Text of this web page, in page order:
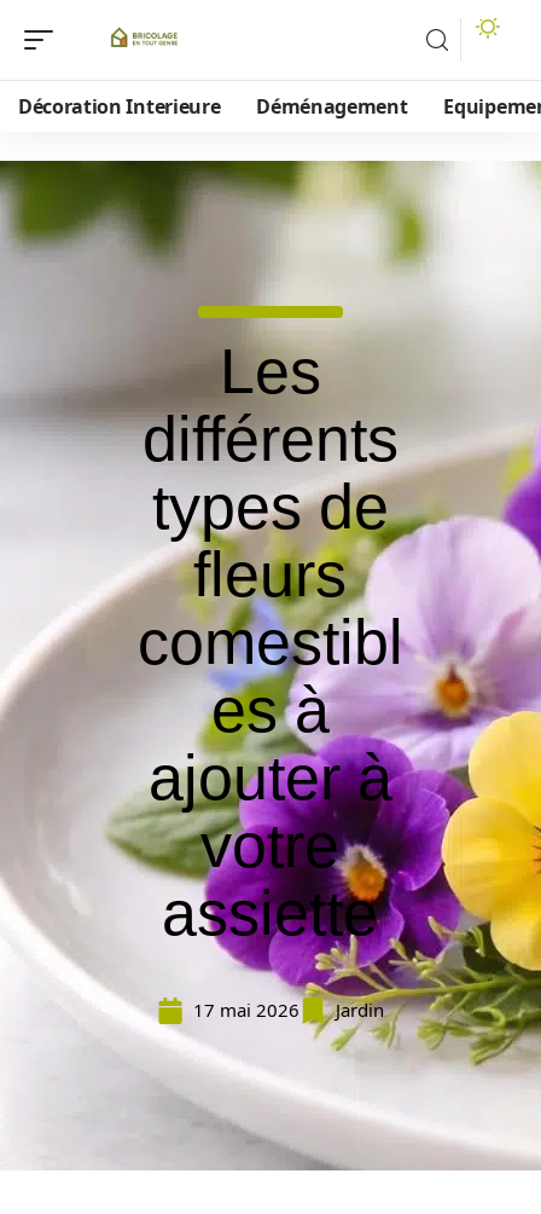
Décoration Interieure Déménagement
Les
différents
types de
fleurs
comestibl
es à
ajouter à
votre
assiette
17 mai 2026 Jardin